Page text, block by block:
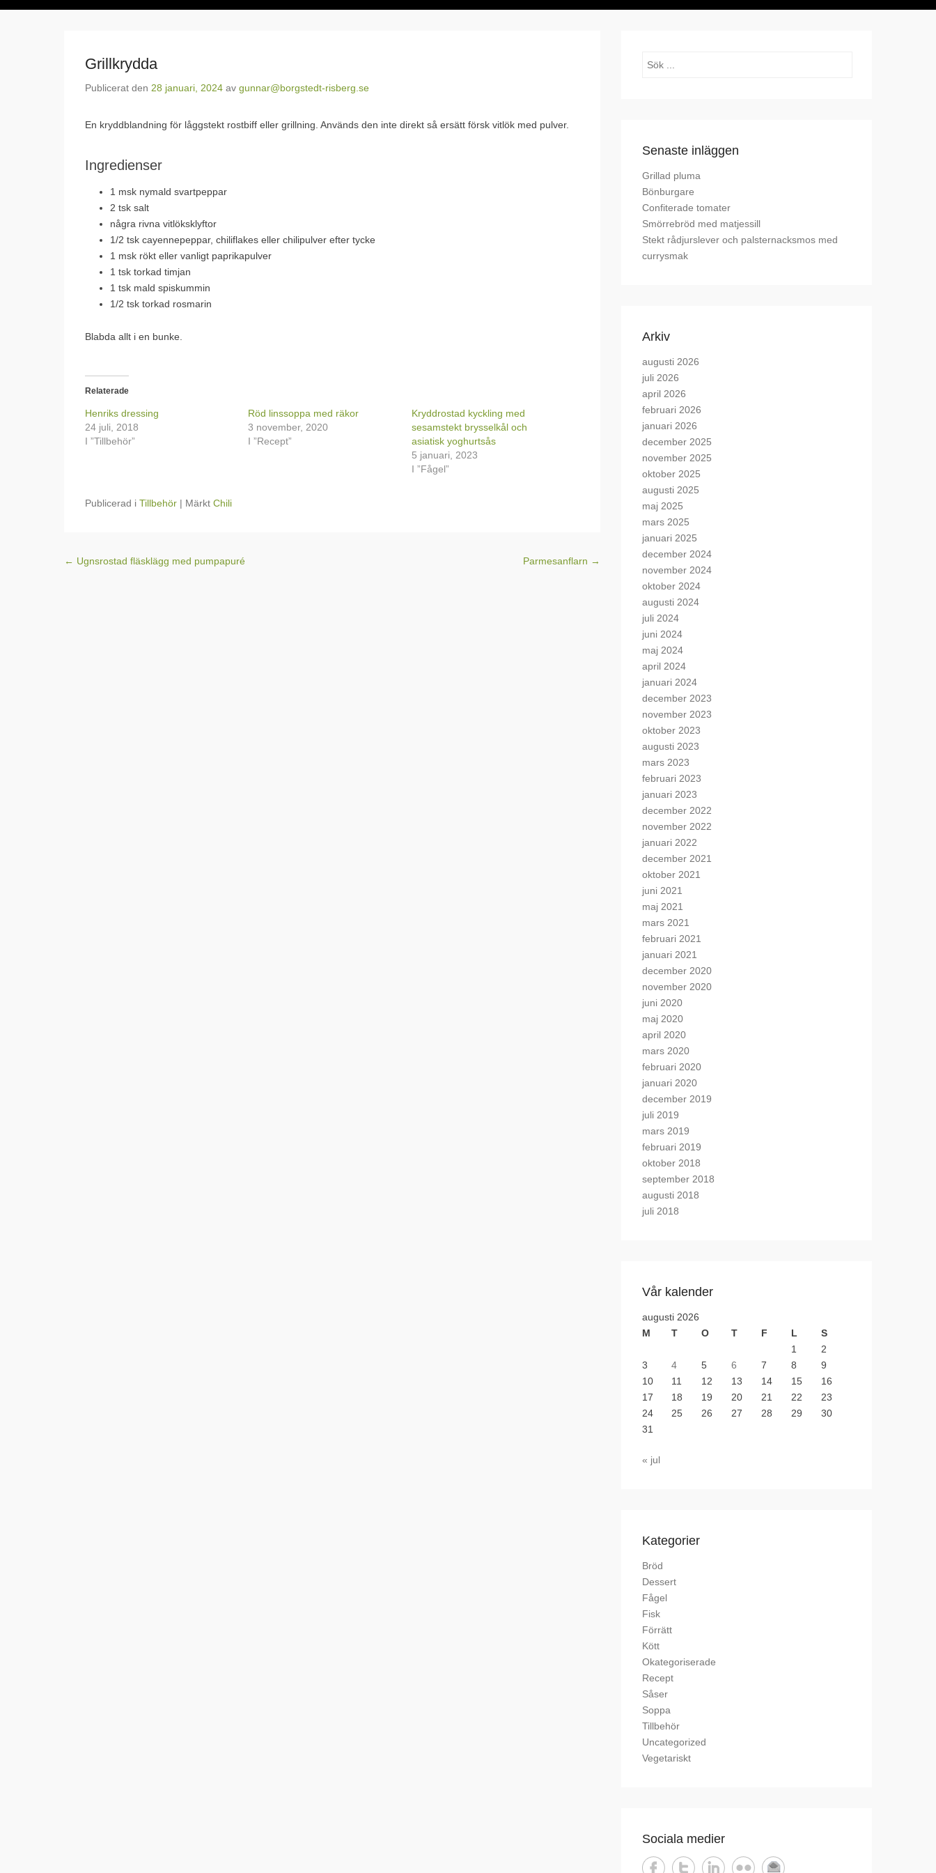
Grillkrydda
Publicerat den 28 januari, 2024 av gunnar@borgstedt-risberg.se
En kryddblandning för låggstekt rostbiff eller grillning. Används den inte direkt så ersätt försk vitlök med pulver.
Ingredienser
1 msk nymald svartpeppar
2 tsk salt
några rivna vitlöksklyftor
1/2 tsk cayennepeppar, chiliflakes eller chilipulver efter tycke
1 msk rökt eller vanligt paprikapulver
1 tsk torkad timjan
1 tsk mald spiskummin
1/2 tsk torkad rosmarin
Blabda allt i en bunke.
Relaterade
Henriks dressing
24 juli, 2018
I ”Tillbehör”
Röd linssoppa med räkor
3 november, 2020
I ”Recept”
Kryddrostad kyckling med
sesamstekt brysselkål och
asiatisk yoghurtsås
5 januari, 2023
I ”Fågel”
Publicerad i Tillbehör | Märkt Chili
Inläggsnavigering
← Ugnsrostad fläsklägg med pumpapuré Parmesanflarn →
Sök
Senaste inläggen
Grillad pluma
Bönburgare
Confiterade tomater
Smörrebröd med matjessill
Stekt rådjurslever och palsternacksmos med
currysmak
Arkiv
augusti 2026
juli 2026
april 2026
februari 2026
januari 2026
december 2025
november 2025
oktober 2025
augusti 2025
maj 2025
mars 2025
januari 2025
december 2024
november 2024
oktober 2024
augusti 2024
juli 2024
juni 2024
maj 2024
april 2024
januari 2024
december 2023
november 2023
oktober 2023
augusti 2023
mars 2023
februari 2023
januari 2023
december 2022
november 2022
januari 2022
december 2021
oktober 2021
juni 2021
maj 2021
mars 2021
februari 2021
januari 2021
december 2020
november 2020
juni 2020
maj 2020
april 2020
mars 2020
februari 2020
januari 2020
december 2019
juli 2019
mars 2019
februari 2019
oktober 2018
september 2018
augusti 2018
juli 2018
Vår kalender
augusti 2026
M
T O T F L
S
1
2
3
4 5 6 7 8
9
10
11 12 13 14 15
16
17
18 19 20 21 22
23
24
25 26 27 28 29
30
31
« jul
Kategorier
Bröd
Dessert
Fågel
Fisk
Förrätt
Kött
Okategoriserade
Recept
Såser
Soppa
Tillbehör
Uncategorized
Vegetariskt
Sociala medier